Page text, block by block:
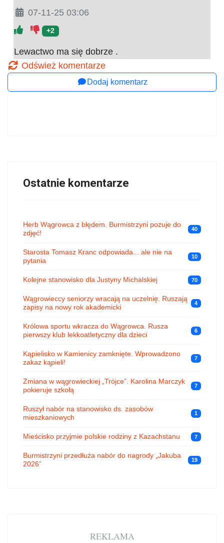
07-11-25 03:06
+2
Lewactwo ma się dobrze .
Odśwież komentarze
Dodaj komentarz
Ostatnie komentarze
Herb Wągrowca z błędem. Burmistrzyni pozuje do
zdjęć!
40
Starosta Tomasz Kranc odpowiada... ale nie na
pytania
10
Kolejne stanowisko dla Justyny Michalskiej 70
Wągrowieccy seniorzy wracają na uczelnię. Ruszają
zapisy na nowy rok akademicki
4
Królowa sportu wkracza do Wągrowca. Rusza
pierwszy klub lekkoatletyczny dla dzieci
6
Kąpielisko w Kamienicy zamknięte. Wprowadzono
zakaz kąpieli!
7
Zmiana w wągrowieckiej „Trójce”. Karolina Marczyk
pokieruje szkołą
7
Ruszył nabór na stanowisko ds. zasobów
mieszkaniowych
1
Mieścisko przyjmie polskie rodziny z Kazachstanu 7
Burmistrzyni przedłuża nabór do nagrody „Jakuba
2026”
19
REKLAMA